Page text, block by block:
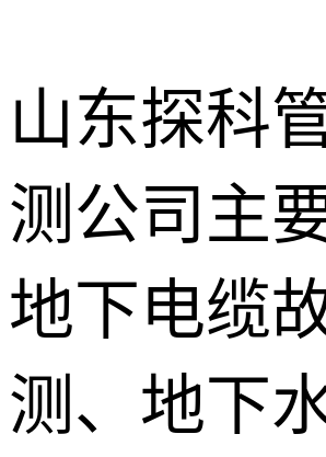
山东探科
测公司主
地下电缆
测、地下
地下暗管漏
水检测
卫生间渗漏
水检测
地暖漏水检
测
壁挂炉维修